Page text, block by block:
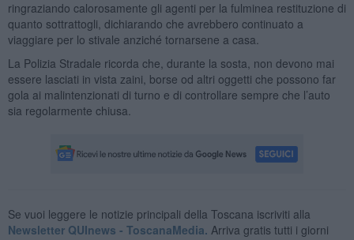
ringraziando calorosamente gli agenti per la fulminea restituzione di
quanto sottrattogli, dichiarando che avrebbero continuato a
viaggiare per lo stivale anziché tornarsene a casa.
La Polizia Stradale ricorda che, durante la sosta, non devono mai
essere lasciati in vista zaini, borse od altri oggetti che possono far
gola ai malintenzionati di turno e di controllare sempre che l’auto
sia regolarmente chiusa.
Se vuoi leggere le notizie principali della Toscana iscriviti alla
Newsletter QUInews - ToscanaMedia. Arriva gratis tutti i giorni